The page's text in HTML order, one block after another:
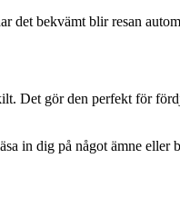
det bekvämt blir resan
Det gör den perfekt för
in dig på något ämne